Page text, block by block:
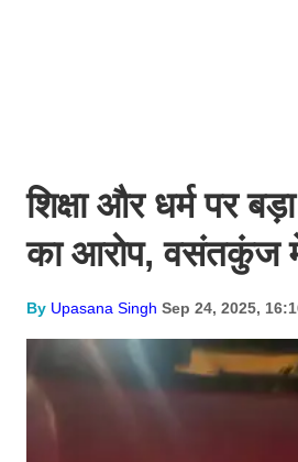
शिक्षा और धर्म पर
का आरोप, वसंतकुंज
By Upasana Singh Sep 24, 2025,